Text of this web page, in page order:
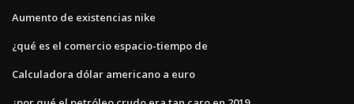
Aumento de existencias nike
¿qué es el comercio espacio-tiempo de
Calculadora dólar americano a euro